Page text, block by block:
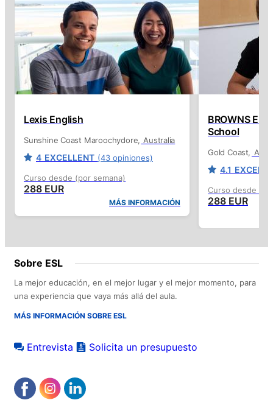
Lexis English
Sunshine Coast Maroochydore Australia
4 EXCELLENT (43 opiniones)
Curso desde (por semana)
288 EUR
MÁS INFORMACIÓN
BROWNS
School
Gold Coast
4.1
Curso desde
288 EUR
Sobre ESL
La mejor educación, en el mejor lugar y el mejor momento, para
una experiencia que vaya más allá del aula.
MÁS INFORMACIÓN SOBRE ESL
Entrevista Solicita un presupuesto